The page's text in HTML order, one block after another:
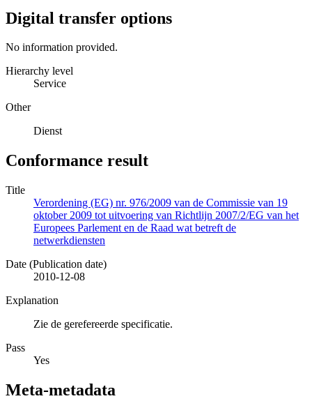
Digital transfer options
No information provided.
Hierarchy level
Service
Other
Dienst
Conformance result
Title
Verordening (EG) nr. 976/2009 van de Commissie van 19
oktober 2009 tot uitvoering van Richtlijn 2007/2/EG van het
Europees Parlement en de Raad wat betreft de
netwerkdiensten
Date (Publication date)
2010-12-08
Explanation
Zie de gerefereerde specificatie.
Pass
Yes
Meta-metadata